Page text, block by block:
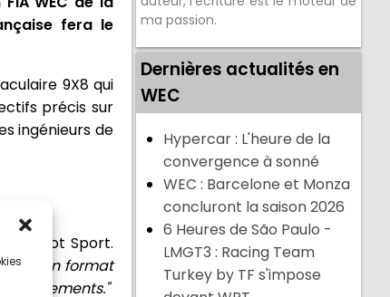
fera le
9X8 qui
précis sur
ingénieurs de
Peugeot Sport.
d’un format
ma passion.
Dernières actualités en
WEC
Hypercar : L'heure de la
convergence à sonné
WEC : Barcelone et Monza
concluront la saison 2026
6 Heures de São Paulo -
LMGT3 : Racing Team
Turkey by TF s'impose